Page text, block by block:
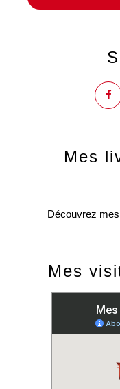
Mes
Découvrez
Mes